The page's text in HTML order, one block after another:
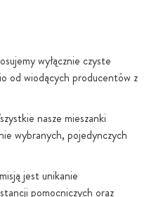
wyłącznie czyste
od wiodących producentów z
nasze mieszanki
wybranych, pojedynczych
jest unikanie
pomocniczych oraz